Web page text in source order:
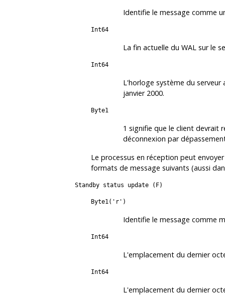
Identifie le message comme
Int64
La fin actuelle du WAL sur le
Int64
L'horloge système du
janvier 2000.
Byte1
1 signifie que le client devrait
déconnexion par
Le processus en réception peut
formats de message suivants (aussi
Standby status update (F)
Byte1('r')
Identifie le message comme
Int64
L'emplacement du dernier
Int64
L'emplacement du dernier